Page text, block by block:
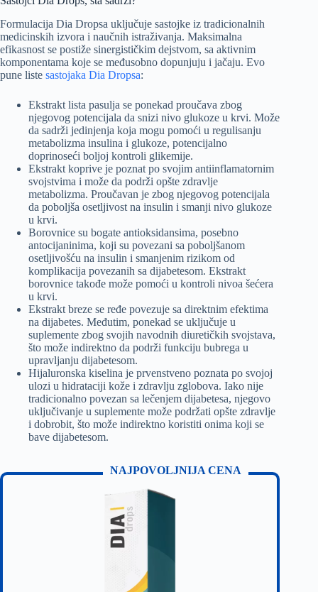
Formulacija Dia Dropsa uključuje sastojke iz tradicionalnih
medicinskih izvora i naučnih istraživanja. Maksimalna
efikasnost se postiže sinergističkim dejstvom, sa aktivnim
komponentama koje se međusobno dopunjuju i jačaju. Evo
pune liste sastojaka Dia Dropsa:
Ekstrakt lista pasulja se ponekad proučava zbog
njegovog potencijala da snizi nivo glukoze u krvi. Može
da sadrži jedinjenja koja mogu pomoći u regulisanju
metabolizma insulina i glukoze, potencijalno
doprinoseći boljoj kontroli glikemije.
Ekstrakt koprive je poznat po svojim antiinflamatornim
svojstvima i može da podrži opšte zdravlje
metabolizma. Proučavan je zbog njegovog potencijala
da poboljša osetljivost na insulin i smanji nivo glukoze
u krvi.
Borovnice su bogate antioksidansima, posebno
antocijaninima, koji su povezani sa poboljšanom
osetljivošću na insulin i smanjenim rizikom od
komplikacija povezanih sa dijabetesom. Ekstrakt
borovnice takođe može pomoći u kontroli nivoa šećera
u krvi.
Ekstrakt breze se ređe povezuje sa direktnim efektima
na dijabetes. Međutim, ponekad se uključuje u
suplemente zbog svojih navodnih diuretičkih svojstava,
što može indirektno da podrži funkciju bubrega u
upravljanju dijabetesom.
Hijaluronska kiselina je prvenstveno poznata po svojoj
ulozi u hidrataciji kože i zdravlju zglobova. Iako nije
tradicionalno povezan sa lečenjem dijabetesa, njegovo
uključivanje u suplemente može podržati opšte zdravlje
i dobrobit, što može indirektno koristiti onima koji se
bave dijabetesom.
NAJPOVOLJNIJA CENA